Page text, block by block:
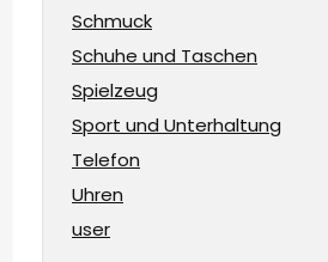
Schmuck
Schuhe und Taschen
Spielzeug
Sport und Unterhaltung
Telefon
Uhren
user